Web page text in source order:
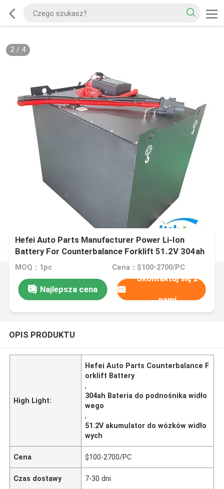
2/ 4
Hefei Auto Parts Manufacturer Power Li-Ion
Battery For Counterbalance Forklift 51.2V 304ah
MOQ：1pc Cena：$100-2700/PC
Najlepsza cena
Skontaktuj się z
nami
OPIS PRODUKTU
High Light:
Hefei Auto Parts Counterbalance F
orklift Battery
,
304ah Bateria do podnośnika widło
wego
,
51.2V akumulator do wózków widło
wych
Cena $100-2700/PC
Czas dostawy 7-30 dni